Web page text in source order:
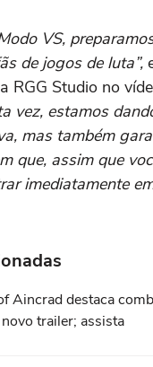
VS,
de jogos de luta”,
RGG Studio no
vez, estamos
mas também
que, assim que
imediatamente
Aincrad destaca
trailer; assista